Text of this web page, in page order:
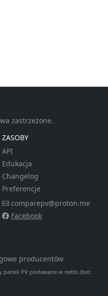
zastrzeżone.
ZASOBY
API
Edukacja
Changelog
Preferencje
comparepv@proton.me
Facebook
producentów
paneli PV podawane w netto (bez